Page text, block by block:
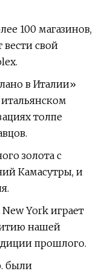
100 магазинов,
свой
в Италии»
толпе
золота с
Камасутры, и
York играет
нашей
прошлого.
были